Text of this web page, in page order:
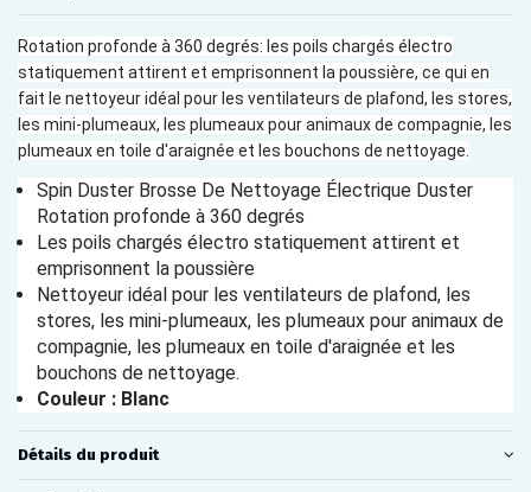
Rotation profonde à 360 degrés: les poils chargés électro
statiquement attirent et emprisonnent la poussière, ce qui en
fait le nettoyeur idéal pour les ventilateurs de plafond, les stores,
les mini-plumeaux, les plumeaux pour animaux de compagnie, les
plumeaux en toile d'araignée et les bouchons de nettoyage.
Spin Duster Brosse De Nettoyage Électrique Duster
Rotation profonde à 360 degrés
Les poils chargés électro statiquement attirent et
emprisonnent la poussière
Nettoyeur idéal pour les ventilateurs de plafond, les
stores, les mini-plumeaux, les plumeaux pour animaux de
compagnie, les plumeaux en toile d'araignée et les
bouchons de nettoyage.
Couleur : Blanc
Détails du produit